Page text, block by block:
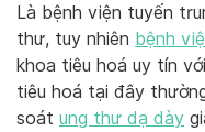
Là bệnh viện tuyến
thư, tuy nhiên bệnh
khoa tiêu hoá uy tín
tiêu hoá tại đây
soát ung thư dạ dày